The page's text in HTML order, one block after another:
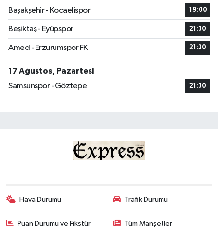
Başakşehir - Kocaelispor
19:00
Beşiktaş - Eyüpspor 21:30
Amed - Erzurumspor FK 21:30
17 Ağustos, Pazartesi
Samsunspor - Göztepe
21:30
Hava Durumu Trafik Durumu
Puan Durumu ve Fikstür Tüm Manşetler